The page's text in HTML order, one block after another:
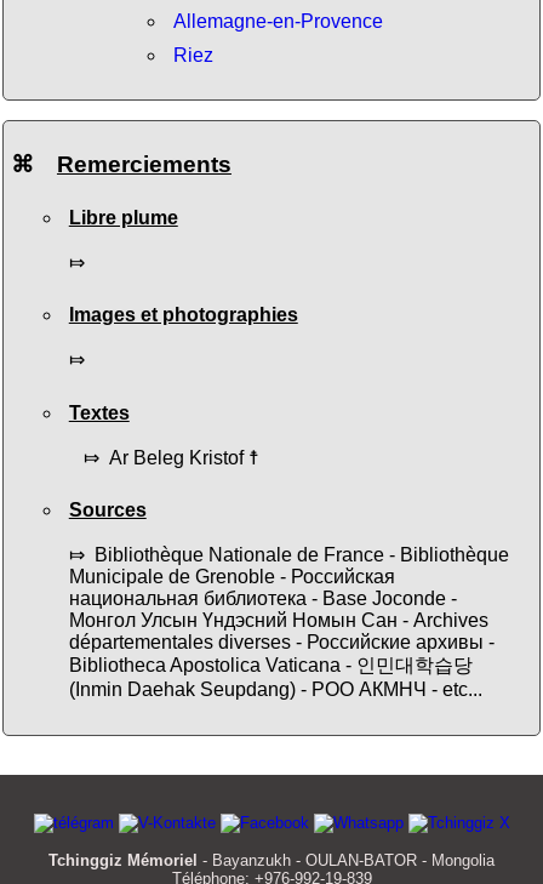
Allemagne-en-Provence
Riez
⌘ Remerciements
Libre plume
⤇
Images et photographies
⤇
Textes
⤇ Ar Beleg Kristof ☨
Sources
⤇ Bibliothèque Nationale de France - Bibliothèque
Municipale de Grenoble - Российская
национальная библиотека - Base Joconde -
Монгол Улсын Үндэсний Номын Сан - Archives
départementales diverses - Российские архивы -
Bibliotheca Apostolica Vaticana - 인민대학습당
(Inmin Daehak Seupdang) - РОО АКМНЧ - etc...
Tchinggiz Mémoriel - Bayanzukh - OULAN-BATOR - Mongolia
Téléphone: +976-992-19-839